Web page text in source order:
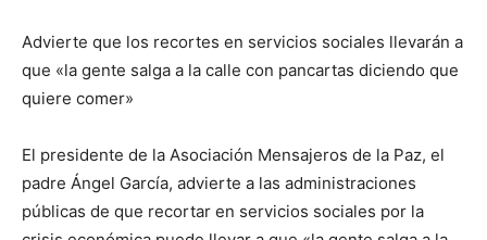
Advierte que los recortes en servicios sociales llevarán a
que «la gente salga a la calle con pancartas diciendo que
quiere comer»
El presidente de la Asociación Mensajeros de la Paz, el
padre Ángel García, advierte a las administraciones
públicas de que recortar en servicios sociales por la